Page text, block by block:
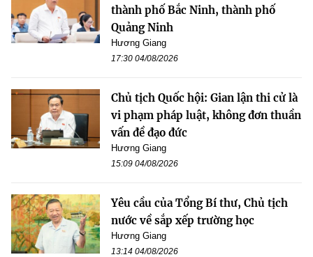
thành phố Bắc Ninh, thành phố
Quảng Ninh
Hương Giang
17:30 04/08/2026
Chủ tịch Quốc hội: Gian lận thi cử là
vi phạm pháp luật, không đơn thuần
vấn đề đạo đức
Hương Giang
15:09 04/08/2026
Yêu cầu của Tổng Bí thư, Chủ tịch
nước về sắp xếp trường học
Hương Giang
13:14 04/08/2026